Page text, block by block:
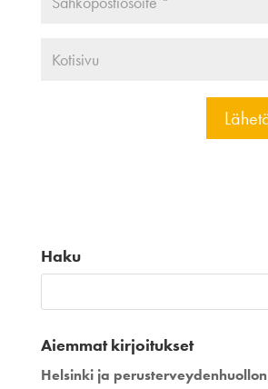
Haku
Aiemmat kirjoitukset
Helsinki ja perusterveydenhuollon